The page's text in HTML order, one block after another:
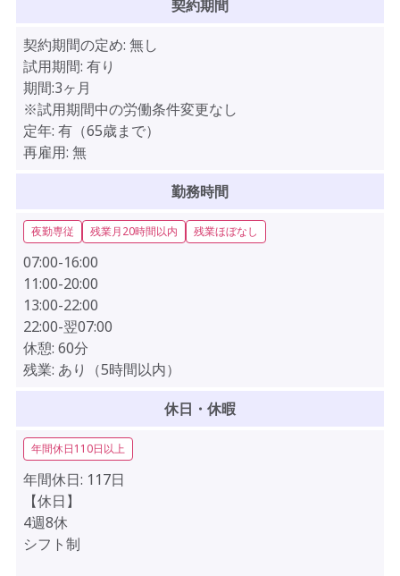
契約期間
契約期間の定め: 無し
試用期間: 有り
期間:3ヶ月
※試用期間中の労働条件変更なし
定年: 有（65歳まで）
再雇用: 無
勤務時間
夜勤専従 残業月20時間以内 残業ほぼなし
07:00-16:00
11:00-20:00
13:00-22:00
22:00-翌07:00
休憩: 60分
残業: あり（5時間以内）
休日・休暇
年間休日110日以上
年間休日: 117日
【休日】
4週8休
シフト制